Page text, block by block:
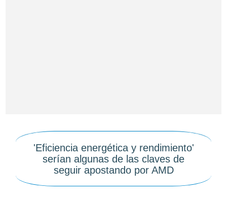
'Eficiencia energética y rendimiento'
serían algunas de las claves de
seguir apostando por AMD